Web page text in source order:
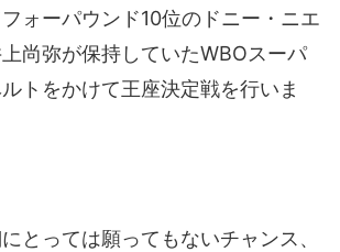
ォーパウンド10位のドニー・ニエ
尚弥が保持していたWBOスーパ
トをかけて王座決定戦を行いま
とっては願ってもないチャンス、